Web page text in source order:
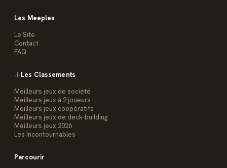
Les Meeples
Le Site
Contact
FAQ
Les Classements
Meilleurs jeux de société
Meilleurs jeux à 2 joueurs
Meilleurs jeux coopératifs
Meilleurs jeux de deck-building
Meilleurs jeux 2026
Les Incontournables
Parcourir